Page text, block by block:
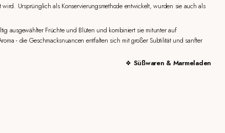
Ursprünglich als Konservierungsmethode entwickelt, wurden sie auch als
ausgewählter Früchte und Blüten und kombiniert sie mitunter auf
- die Geschmacksnuancen entfalten sich mit großer Subtilität und sanfter
Süßwaren & Marmeladen